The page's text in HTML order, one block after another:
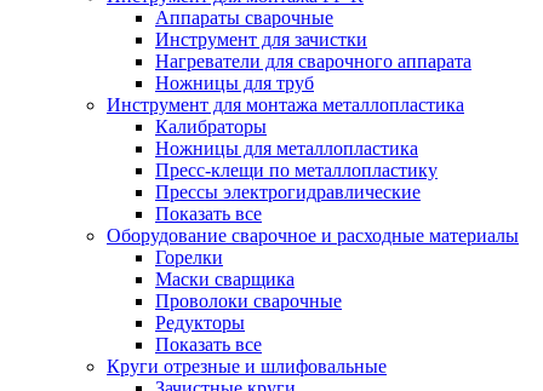
Аппараты сварочные
Инструмент для зачистки
Нагреватели для сварочного аппарата
Ножницы для труб
Инструмент для монтажа металлопластика
Калибраторы
Ножницы для металлопластика
Пресс-клещи по металлопластику
Прессы электрогидравлические
Показать все
Оборудование сварочное и расходные материалы
Горелки
Маски сварщика
Проволоки сварочные
Редукторы
Показать все
Круги отрезные и шлифовальные